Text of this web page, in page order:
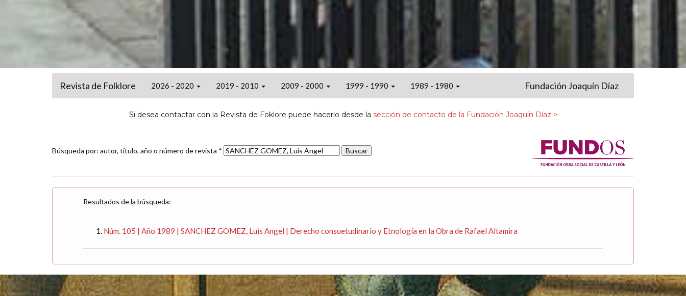
Revista de Folklore 2026 - 2020 2019 - 2010 2009 - 2000 1999 - 1990 1989 - 1980 Fundación Joaquín Díaz
Si desea contactar con la Revista de Foklore puede hacerlo desde la sección de contacto de la Fundación Joaquín Díaz >
Búsqueda por: autor, título, año o número de revista *
Resultados de la búsqueda:
Núm. 105 | Año 1989 | SANCHEZ GOMEZ, Luis Angel | Derecho consuetudinario y Etnología en la Obra de Rafael Altamira